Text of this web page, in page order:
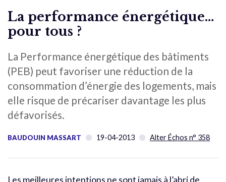
La performance énergétique…
pour tous ?
La Performance énergétique des bâtiments
(PEB) peut favoriser une réduction de la
consommation d’énergie des logements, mais
elle risque de précariser davantage les plus
défavorisés.
BAUDOUIN MASSART 19-04-2013 Alter Échos n° 358
Les meilleures intentions ne sont jamais à l’abri de